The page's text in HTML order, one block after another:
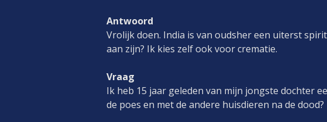
Antwoord
Vrolijk doen. India is van oudsher een uiterst
aan zijn? Ik kies zelf ook voor crematie.
Vraag
Ik heb 15 jaar geleden van mijn jongste dochter
de poes en met de andere huisdieren na de dood?